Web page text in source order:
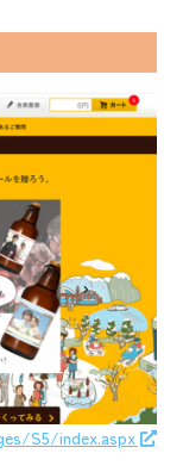
S5/index.aspx